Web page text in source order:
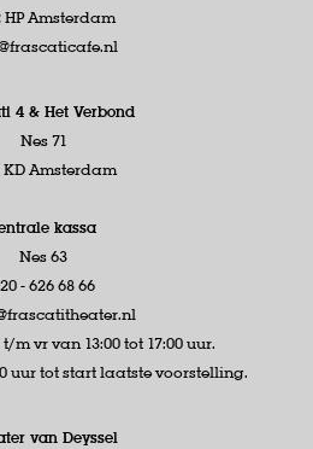
HP Amsterdam
4 & Het Verbond
Nes 71
KD Amsterdam
kassa
Nes 63
- 626 68 66
m vr van 13:00 tot 17:00 uur.
uur tot start laatste voorstelling.
van Deyssel